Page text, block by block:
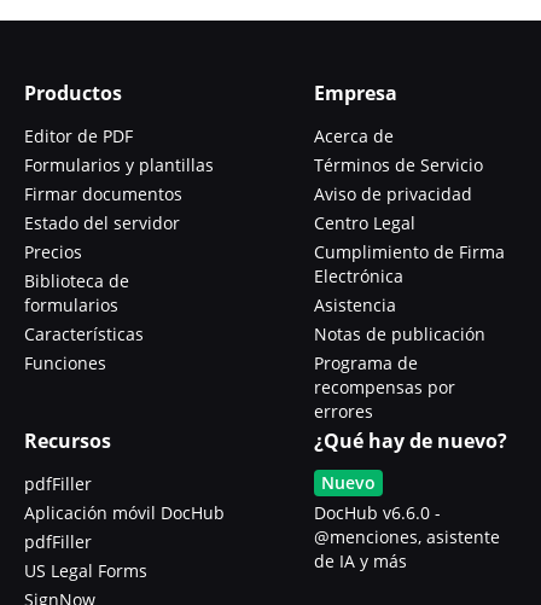
Productos
Editor de PDF
Formularios y plantillas
Firmar documentos
Estado del servidor
Precios
Biblioteca de
formularios
Características
Funciones
Empresa
Acerca de
Términos de Servicio
Aviso de privacidad
Centro Legal
Cumplimiento de Firma
Electrónica
Asistencia
Notas de publicación
Programa de
recompensas por
errores
Recursos
pdfFiller
Aplicación móvil DocHub
pdfFiller
US Legal Forms
SignNow
¿Qué hay de nuevo?
Nuevo
DocHub v6.6.0 -
@menciones, asistente
de IA y más